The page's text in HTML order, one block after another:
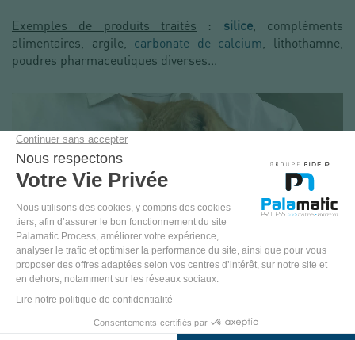
Exemples de produits traités : silice, compléments
alimentaires, argile, carbonate de calcium , lithothamne,
poudres pharmaceutiques diverses...
FACEBOOK PINTEREST YOUTUBE LINKEDIN